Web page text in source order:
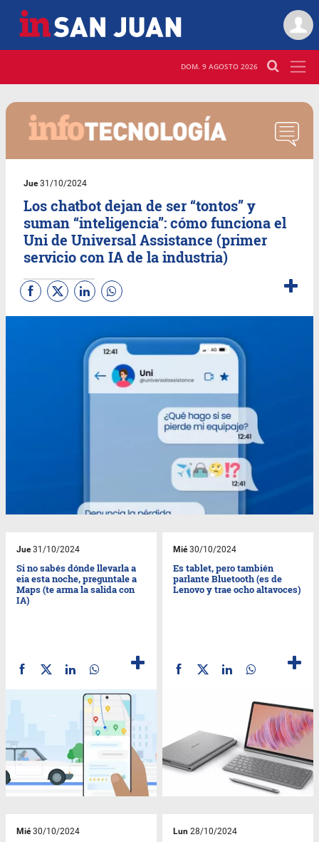
DOM. 9 AGOSTO 2026
Jue31/10/2024
Los chatbot dejan de ser “tontos” y
suman “inteligencia”: cómo funciona el
Uni de Universal Assistance (primer
servicio con IA de la industria)
Jue31/10/2024
Si no sabés dónde llevarla a
eia esta noche, preguntale a
Maps (te arma la salida con
IA)
Mié30/10/2024
Es tablet, pero también
parlante Bluetooth (es de
Lenovo y trae ocho altavoces)
Mié30/10/2024 Lun 28/10/2024